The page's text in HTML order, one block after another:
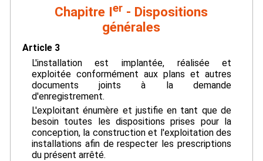
Chapitre Ier - Dispositions
générales
Article 3
L'installation est implantée, réalisée et
exploitée conformément aux plans et autres
documents joints à la demande
d'enregistrement.
L'exploitant énumère et justifie en tant que de
besoin toutes les dispositions prises pour la
conception, la construction et l'exploitation des
installations afin de respecter les prescriptions
du présent arrêté.